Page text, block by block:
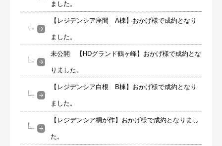
ました。
【レジデンシア座間 A棟】おかげ様で成約となり
ました。
未公開 【HDグランド鶴ヶ峰】おかげ様で成約とな
りました。
【レジデンシア白根 B棟】おかげ様で成約となり
ました。
【レジデンシア桐が作】おかげ様で成約となりまし
た。